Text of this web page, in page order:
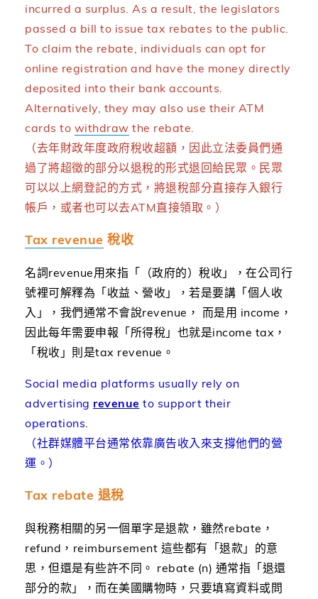
incurred a surplus. As a result, the legislators
passed a bill to issue tax rebates to the public.
To claim the rebate, individuals can opt for
online registration and have the money directly
deposited into their bank accounts.
Alternatively, they may also use their ATM
cards to withdraw the rebate.
（去年財政年度政府稅收超額，因此立法委員們通
過了將超徵的部分以退稅的形式退回給民眾。民眾
可以以上網登記的方式，將退稅部分直接存入銀行
帳戶，或者也可以去ATM直接領取。）
Tax revenue 稅收
名詞revenue用來指「（政府的）稅收」，在公司行
號裡可解釋為「收益、營收」，若是要講「個人收
入」，我們通常不會說revenue， 而是用 income，
因此每年需要申報「所得稅」也就是income tax，
「稅收」則是tax revenue。
Social media platforms usually rely on
advertising revenue to support their
operations.
（社群媒體平台通常依靠廣告收入來支撐他們的營
運。）
Tax rebate 退稅
與稅務相關的另一個單字是退款，雖然rebate，
refund，reimbursement 這些都有「退款」的意
思，但還是有些許不同。 rebate (n) 通常指「退還
部分的款」，而在美國購物時，只要填寫資料或問